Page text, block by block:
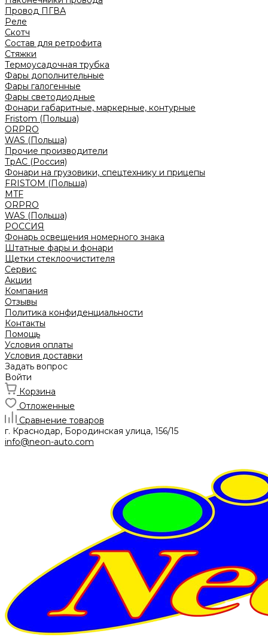
Провод ПГВА
Реле
Скотч
Состав для ретрофита
Стяжки
Термоусадочная трубка
Фары дополнительные
Фары галогенные
Фары светодиодные
Фонари габаритные, маркерные, контурные
Fristom (Польша)
ORPRO
WAS (Польша)
Прочие производители
ТрАС (Россия)
Фонари на грузовики, спецтехнику и прицепы
FRISTOM (Польша)
MTF
ORPRO
WAS (Польша)
РОССИЯ
Фонарь освещения номерного знака
Штатные фары и фонари
Щетки стеклоочистителя
Сервис
Акции
Компания
Отзывы
Политика конфиденциальности
Контакты
Помощь
Условия оплаты
Условия доставки
Задать вопрос
Войти
Корзина
Отложенные
Сравнение товаров
г. Краснодар, Бородинская улица, 156/15
info@neon-auto.com